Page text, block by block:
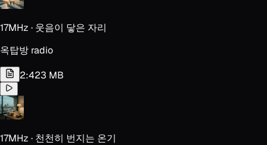
17MHz · 웃음이 닿은 자리
옥탑방 radio
2:423 MB
17MHz · 천천히 번지는 온기